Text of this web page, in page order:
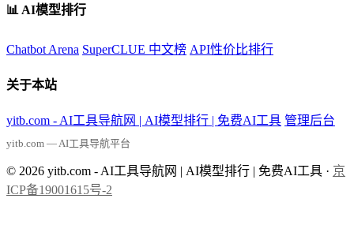
📊 AI模型排行
Chatbot Arena SuperCLUE 中文榜 API性价比排行
关于本站
yitb.com - AI工具导航网 | AI模型排行 | 免费AI工具 管理后台
yitb.com — AI工具导航平台
© 2026 yitb.com - AI工具导航网 | AI模型排行 | 免费AI工具 · 京
ICP备19001615号-2